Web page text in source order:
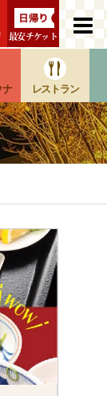
最安チケット
ナ レストラン